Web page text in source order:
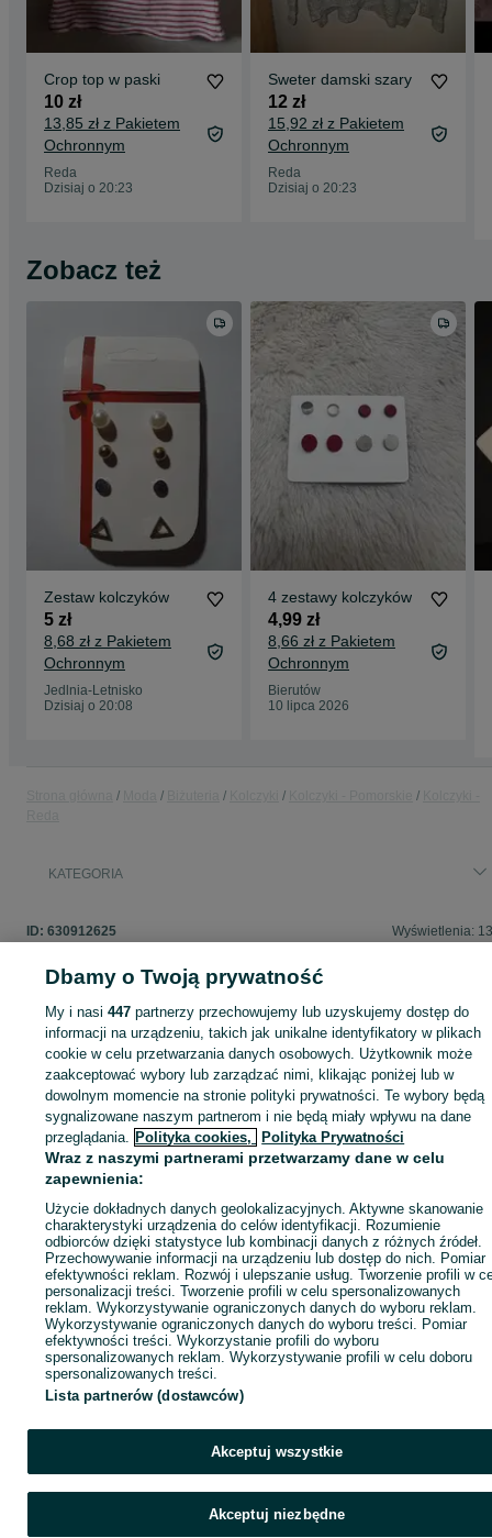
Crop top w paski
10 zł
13,85 zł z Pakietem
Ochronnym
Reda
Dzisiaj o 20:23
Sweter damski szary
12 zł
15,92 zł z Pakietem
Ochronnym
Reda
Dzisiaj o 20:23
Zobacz też
Zestaw kolczyków
5 zł
8,68 zł z Pakietem
Ochronnym
Jedlnia-Letnisko
Dzisiaj o 20:08
4 zestawy kolczyków
4,99 zł
8,66 zł z Pakietem
Ochronnym
Bierutów
10 lipca 2026
KATEGORIA
ID: 630912625 Wyświetlenia:
Zaloguj się lub załóż konto na OLX, aby skontaktować się z
sprzedającym
Zaloguj się / Załóż konto
Wyślij wiadomość
Dbamy o Twoją prywatność
My i nasi447 partnerzy przechowujemy lub uzyskujemy dostęp do
informacji na urządzeniu, takich jak unikalne identyfikatory w plikach
cookie w celu przetwarzania danych osobowych. Użytkownik może
zaakceptować wybory lub zarządzać nimi, klikając poniżej lub w
dowolnym momencie na stronie polityki prywatności. Te wybory będą
sygnalizowane naszym partnerom i nie będą miały wpływu na dane
przeglądania. Polityka cookies, Polityka Prywatności
Wraz z naszymi partnerami przetwarzamy dane w celu
zapewnienia:
Użycie dokładnych danych geolokalizacyjnych. Aktywne skanowanie
charakterystyki urządzenia do celów identyfikacji. Rozumienie
odbiorców dzięki statystyce lub kombinacji danych z różnych źródeł.
Przechowywanie informacji na urządzeniu lub dostęp do nich. Pomiar
efektywności reklam. Rozwój i ulepszanie usług. Tworzenie profili w
personalizacji treści. Tworzenie profili w celu spersonalizowanych
reklam. Wykorzystywanie ograniczonych danych do wyboru reklam.
Wykorzystywanie ograniczonych danych do wyboru treści. Pomiar
efektywności treści. Wykorzystanie profili do wyboru
spersonalizowanych reklam. Wykorzystywanie profili w celu doboru
spersonalizowanych treści.
Lista partnerów (dostawców)
Akceptuj wszystkie
Akceptuj niezbędne